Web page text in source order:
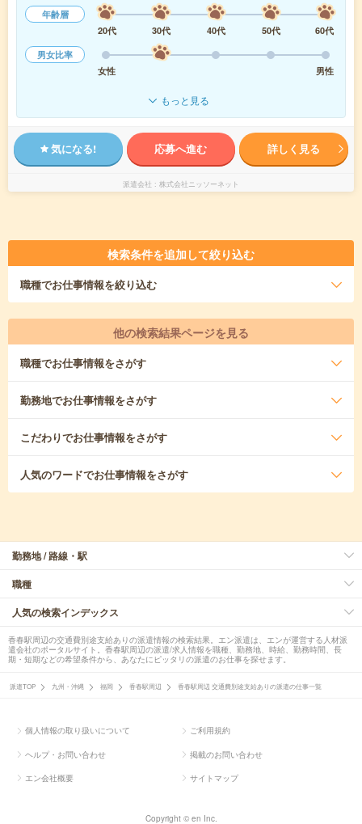
年齢層
20代
30代 40代 50代
60代
男女比率
女性
男性
もっと見る
気になる! 応募へ進む 詳しく見る
派遣会社 株式会社ニッソーネット
検索条件を追加して絞り込む
職種でお仕事情報を絞り込む
他の検索結果ページを見る
職種でお仕事情報をさがす
勤務地でお仕事情報をさがす
こだわりでお仕事情報をさがす
人気のワードでお仕事情報をさがす
勤務地 / 路線・駅
職種
人気の検索インデックス
香春駅周辺の交通費別途支給ありの派遣情報の検索結果。エン派遣は、エンが運営する人材派
遣会社のポータルサイト。香春駅周辺の派遣/求人情報を職種、勤務地、時給、勤務時間、長
期・短期などの希望条件から、あなたにピッタリの派遣のお仕事を探せます。
派遣TOP 九州・沖縄 福岡 香春駅周辺 香春駅周辺 交通費別途支給ありの派遣の仕事一覧
個人情報の取り扱いについて ご利用規約
ヘルプ・お問い合わせ 掲載のお問い合わせ
エン会社概要 サイトマップ
Copyright © en Inc.